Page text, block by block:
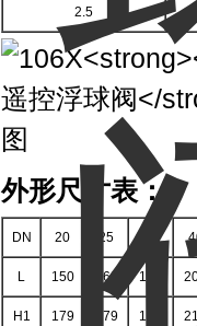
2.5
外形尺寸表：
DN 20 25
L 150 160 180
H1 179 179 179